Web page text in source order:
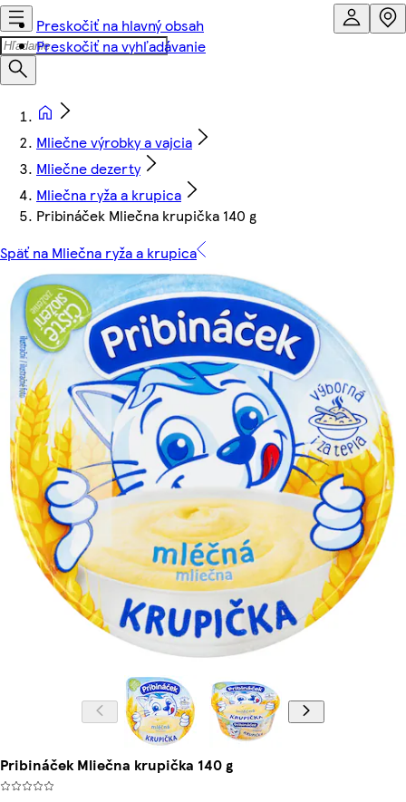
Preskočiť na hlavný obsah
Preskočiť na vyhľadávanie
Mliečne výrobky a vajcia
Mliečne dezerty
Mliečna ryža a krupica
Pribináček Mliečna krupička 140 g
Späť na Mliečna ryža a krupica
Pribináček Mliečna krupička 140 g